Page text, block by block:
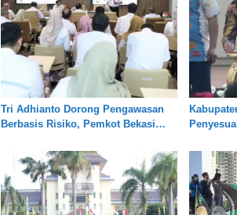
Tri Adhianto Dorong Pengawasan
Berbasis Risiko, Pemkot Bekasi
Pertanian